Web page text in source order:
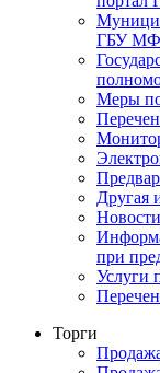
ГБУ
Меры
Другая
Новости
при
Услуги
Торги